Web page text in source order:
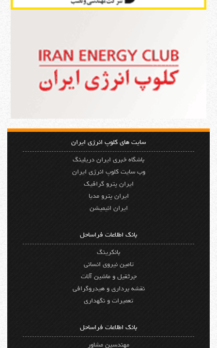
سایت های کلوپ انرژی ایران
باشگاه خبری ایران دریلینگ
وب سایت کلوپ انرژی ایران
ایران پترو گرافیک
ایران پترو مدیا
ایران انیمیشن
بانک اطلاعات فراساحل
بانکرینگ
تامین نیروی انسانی
جرثقیل و ماشین آلات
نقشه برداری و هیدروگرافی
تعمیرات و نگهداری
بانک اطلاعات فراساحل
مهندسین مشاور